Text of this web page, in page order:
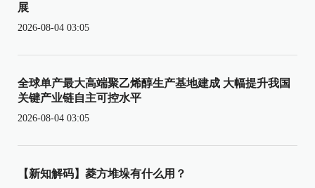
展
2026-08-04 03:05
全球单产最大高端聚乙烯醇生产基地建成 大幅提升我国
关键产业链自主可控水平
2026-08-04 03:05
【新知解码】菱方堆垛有什么用？